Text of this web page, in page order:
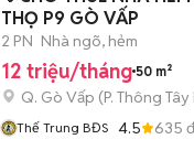
THỌ P9 GÒ VẤP
2 PN Nhà ngõ, hẻm
12 triệu/tháng 50 m²
Q. Gò Vấp (P. Thông Tây
Thế Trung BĐS 4.5 635